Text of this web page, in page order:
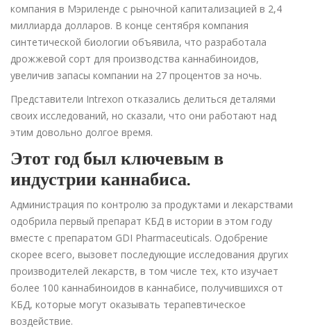
компания в Мэриленде с рыночной капитализацией в 2,4
миллиарда долларов. В конце сентября компания
синтетической биологии объявила, что разработала
дрожжевой сорт для производства каннабиноидов,
увеличив запасы компании на 27 процентов за ночь.
Представители Intrexon отказались делиться деталями
своих исследований, но сказали, что они работают над
этим довольно долгое время.
Этот год был ключевым в
индустрии каннабиса.
Администрация по контролю за продуктами и лекарствами
одобрила первый препарат КБД в истории в этом году
вместе с препаратом GDI Pharmaceuticals. Одобрение
скорее всего, вызовет последующие исследования других
производителей лекарств, в том числе тех, кто изучает
более 100 каннабиноидов в каннабисе, получившихся от
КБД, которые могут оказывать терапевтическое
воздействие.